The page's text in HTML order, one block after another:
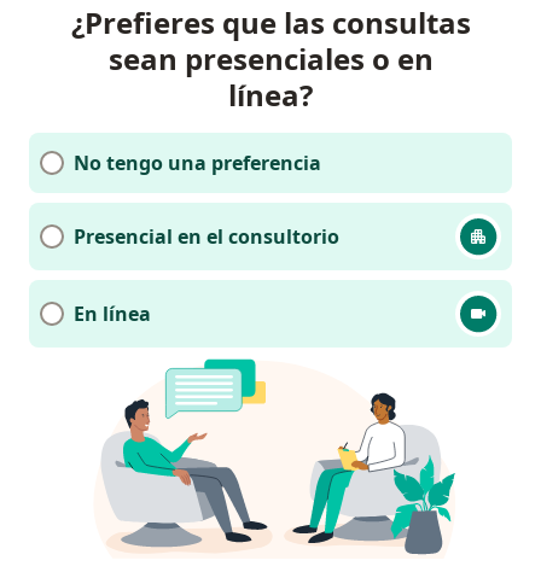
¿Prefieres que las consultas
sean presenciales o en
línea?
No tengo una preferencia
Presencial en el consultorio
En línea